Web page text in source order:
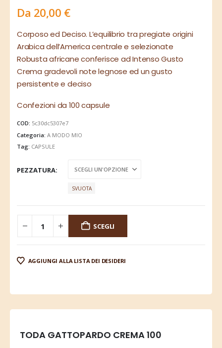
Da 20,00 €
Corposo ed Deciso. L’equilibrio tra pregiate origini
Arabica dell’America centrale e selezionate
Robusta africane conferisce ad Intenso Gusto
Crema gradevoli note legnose ed un gusto
persistente e deciso
Confezioni da 100 capsule
COD: 5c30dc5307e7
Categoria:A MODO MIO
Tag: CAPSULE
PEZZATURA
SVUOTA
SCEGLI
AGGIUNGI ALLA LISTA DEI DESIDERI
TODA GATTOPARDO CREMA100